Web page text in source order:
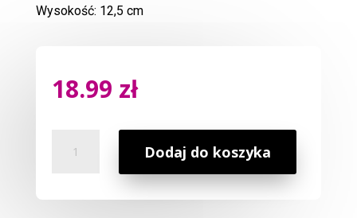
Wysokość: 12,5 cm
18.99 zł
Kominek
Dodaj do koszyka